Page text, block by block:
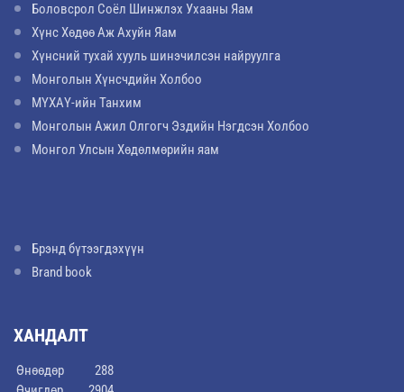
Боловсрол Соёл Шинжлэх Ухааны Яам
Хүнс Хөдөө Аж Ахуйн Яам
Хүнсний тухай хууль шинэчилсэн найруулга
Монголын Хүнсчдийн Холбоо
МҮХАҮ-ийн Танхим
Монголын Ажил Олгогч Эздийн Нэгдсэн Холбоо
Монгол Улсын Хөдөлмөрийн яам
Брэнд бүтээгдэхүүн
Brand book
ХАНДАЛТ
Өнөөдөр
288